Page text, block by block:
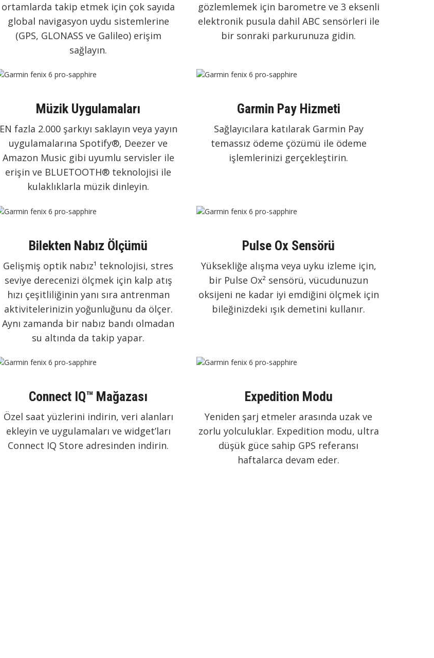
ortamlarda takip etmek için çok sayıda
global navigasyon uydu sistemlerine
(GPS, GLONASS ve Galileo) erişim
sağlayın.
gözlemlemek için barometre ve 3 eksenli
elektronik pusula dahil ABC sensörleri ile
bir sonraki parkurunuza gidin.
Müzik Uygulamaları
EN fazla 2.000 şarkıyı saklayın veya yayın
uygulamalarına Spotify®, Deezer ve
Amazon Music gibi uyumlu servisler ile
erişin ve BLUETOOTH® teknolojisi ile
kulaklıklarla müzik dinleyin.
Garmin Pay Hizmeti
Sağlayıcılara katılarak Garmin Pay
temassız ödeme çözümü ile ödeme
işlemlerinizi gerçekleştirin.
Bilekten Nabız Ölçümü
Gelişmiş optik nabız¹ teknolojisi, stres
seviye derecenizi ölçmek için kalp atış
hızı çeşitliliğinin yanı sıra antrenman
aktivitelerinizin yoğunluğunu da ölçer.
Aynı zamanda bir nabız bandı olmadan
su altında da takip yapar.
Pulse Ox Sensörü
Yüksekliğe alışma veya uyku izleme için,
bir Pulse Ox² sensörü, vücudunuzun
oksijeni ne kadar iyi emdiğini ölçmek için
bileğinizdeki ışık demetini kullanır.
Connect IQ™ Mağazası
Özel saat yüzlerini indirin, veri alanları
ekleyin ve uygulamaları ve widget’ları
Connect IQ Store adresinden indirin.
Expedition Modu
Yeniden şarj etmeler arasında uzak ve
zorlu yolculuklar. Expedition modu, ultra
düşük güce sahip GPS referansı
haftalarca devam eder.